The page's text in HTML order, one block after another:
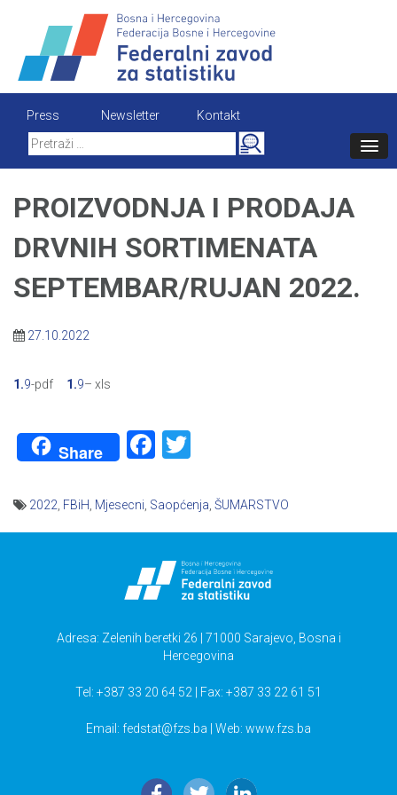
content
Press Newsletter
Kontakt
Search
for:
PROIZVODNJA I PRODAJA
DRVNIH SORTIMENATA
SEPTEMBAR/RUJAN 2022.
27.10.2022
1.9-pdf 1.9– xls
Share Facebook
2022 FBiH Mjesecni Saopćenja ŠUMARSTVO
Adresa: Zelenih beretki 26 | 71000 Sarajevo, Bosna i
Hercegovina
Tel: +387 33 20 64 52 | Fax: +387 33 22 61 51
Email: fedstat@fzs.ba | Web: www.fzs.ba